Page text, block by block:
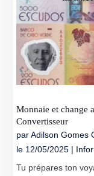
Monnaie et change
Convertisseur
parAdilson Gomes
le 12/05/2025 |
Tu prépares ton